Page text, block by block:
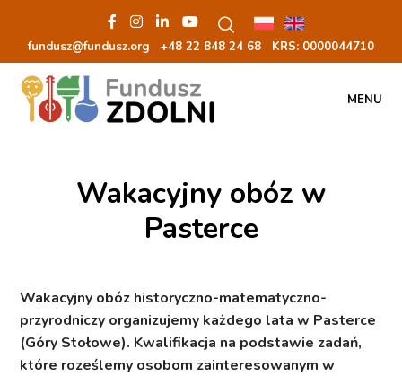
fundusz@fundusz.org +48 22 848 24 68 KRS: 0000044710
MENU
Wakacyjny obóz w
Pasterce
Wakacyjny obóz historyczno-matematyczno-
przyrodniczy organizujemy każdego lata w Pasterce
(Góry Stołowe). Kwalifikacja na podstawie zadań,
które roześlemy osobom zainteresowanym w